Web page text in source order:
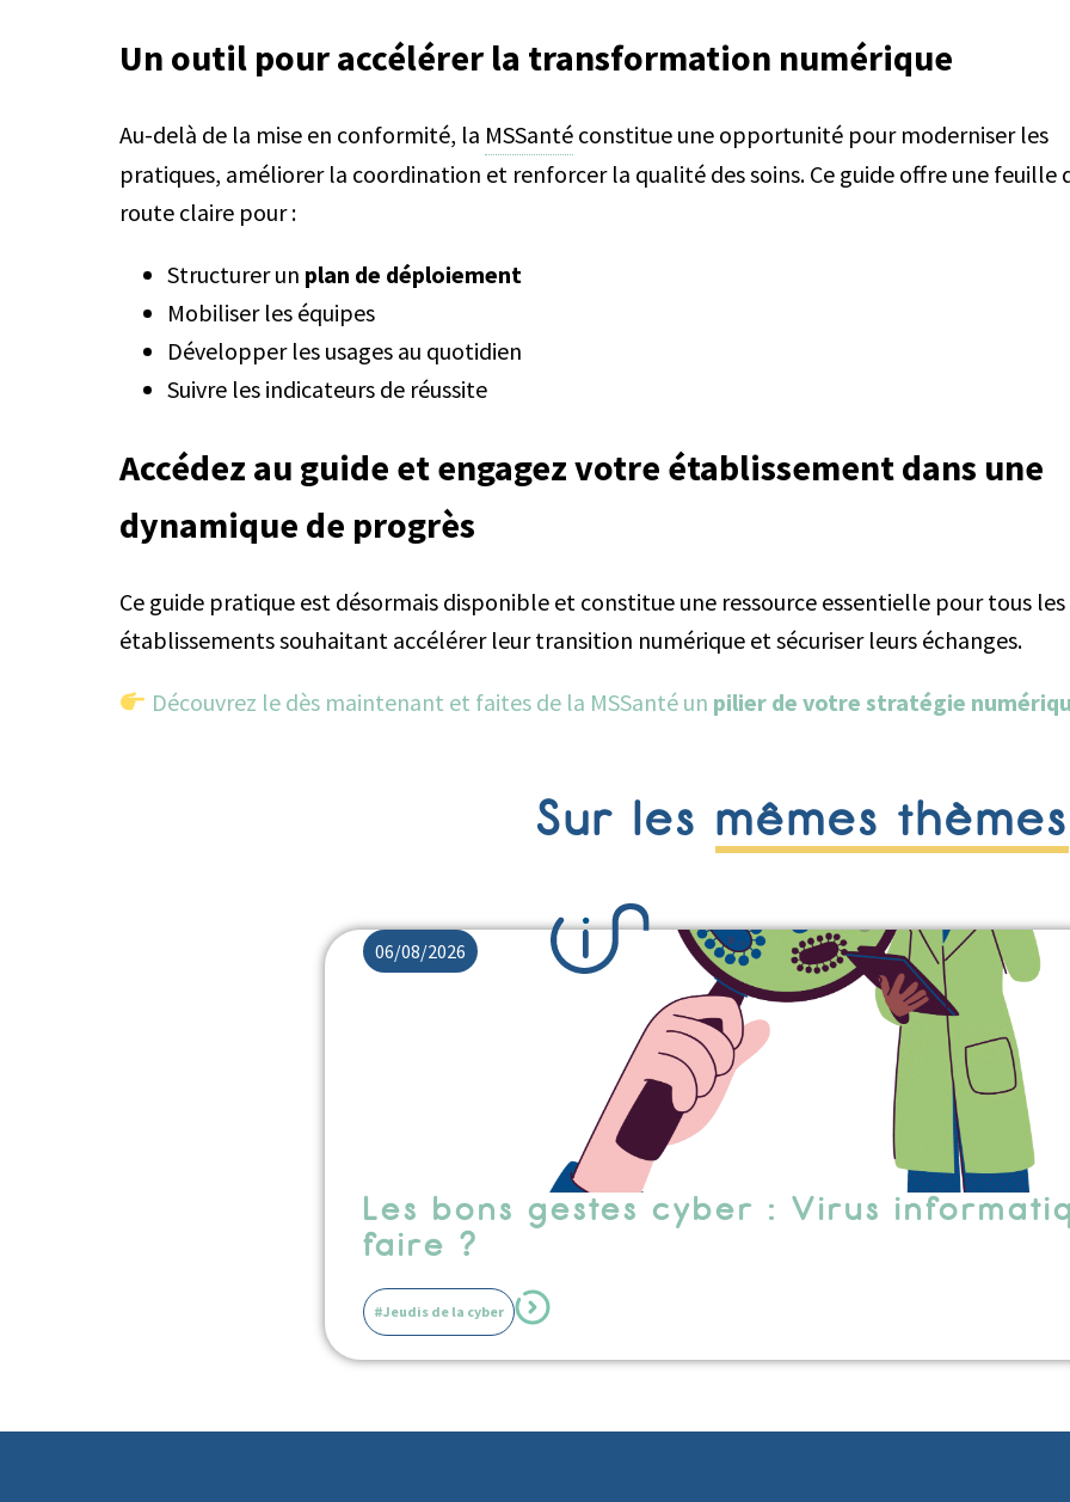
Un outil pour accélérer la transformation numérique
Au-delà de la mise en conformité, la MSSanté constitue une opportunité pour moderniser les
pratiques, améliorer la coordination et renforcer la qualité des soins. Ce guide offre une feuille
route claire pour :
Structurer un plan de déploiement
Mobiliser les équipes
Développer les usages au quotidien
Suivre les indicateurs de réussite
Accédez au guide et engagez votre établissement dans une
dynamique de progrès
Ce guide pratique est désormais disponible et constitue une ressource essentielle pour tous les
établissements souhaitant accélérer leur transition numérique et sécuriser leurs échanges.
Découvrez le dès maintenant et faites de la MSSanté un pilier de votre stratégie
Sur les mêmes thèmes
06/08/2026
Les bons gestes cyber : Virus
faire ?
#Jeudis de la cyber